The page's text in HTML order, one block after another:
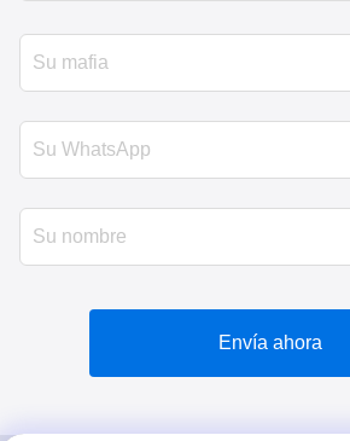
Envía ahora